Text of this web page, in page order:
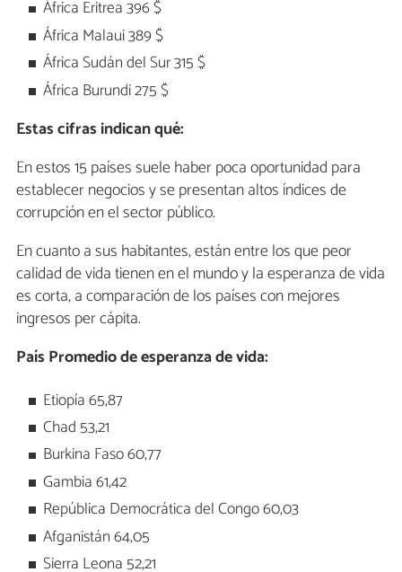
África Eritrea 396 $
África Malaui 389 $
África Sudán del Sur 315 $
África Burundi 275 $
Estas cifras indican qué:
En estos 15 países suele haber poca oportunidad para
establecer negocios y se presentan altos índices de
corrupción en el sector público.
En cuanto a sus habitantes, están entre los que peor
calidad de vida tienen en el mundo y la esperanza de vida
es corta, a comparación de los países con mejores
ingresos per cápita.
País Promedio de esperanza de vida:
Etiopía 65,87
Chad 53,21
Burkina Faso 60,77
Gambia 61,42
República Democrática del Congo 60,03
Afganistán 64,05
Sierra Leona 52,21